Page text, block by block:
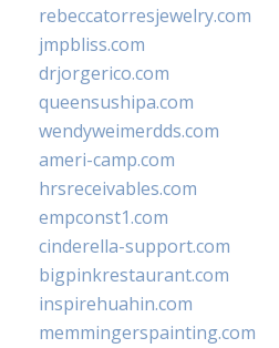
rebeccatorresjewelry.com
jmpbliss.com
drjorgerico.com
queensushipa.com
wendyweimerdds.com
ameri-camp.com
hrsreceivables.com
empconst1.com
cinderella-support.com
bigpinkrestaurant.com
inspirehuahin.com
memmingerspainting.com